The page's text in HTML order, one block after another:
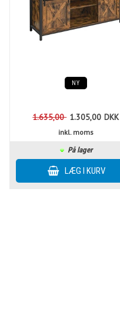
NY
1.635,00 1.305,00 DKK
inkl. moms
På lager